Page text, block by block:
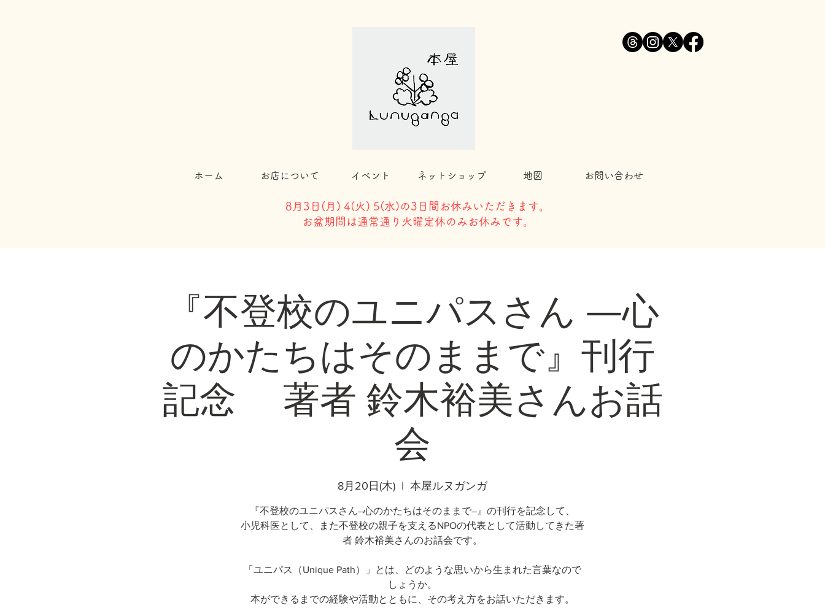
ホーム お店について イベント ネットショップ 地図 お問い合わせ
8月3日( 月) 4(火) 5(水)の3日間お休みいただきます。
​お盆期間は通常通り火曜定休のみお休みです。
『不登校のユニパスさん ―心
のかたちはそのままで』刊行
記念 著者 鈴木裕美さんお話
会
8月20日(木)
  |
本屋ルヌガンガ
『不登校のユニパスさん―心のかたちはそのままで―』の刊行を記念して、
小児科医として、また不登校の親子を支えるNPOの代表として活動してきた著
者 鈴木裕美さんのお話会です。
「ユニパス（Unique Path）」とは、どのような思いから生まれた言葉なので
しょうか。
本ができるまでの経験や活動とともに、その考え方をお話いただきます。